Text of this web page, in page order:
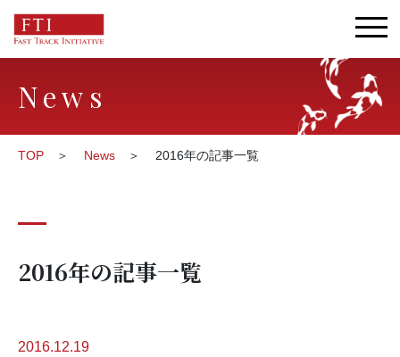
News
TOP News 2016年の記事一覧
2016年の記事一覧
2016.12.19